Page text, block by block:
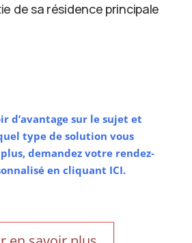
de sa résidence principale
d’avantage sur le sujet et
type de solution vous
demandez votre rendez-
en cliquant ICI.